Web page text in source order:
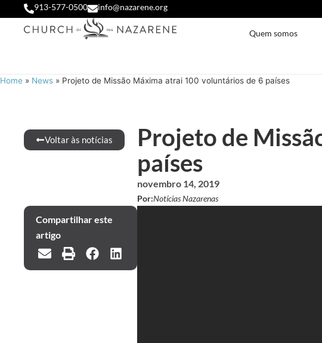
913-577-0500 info@nazarene.org
Quem somos
Home » News » Projeto de Missão Máxima atrai 100 voluntários de 6 países
Voltar às notícias
Projeto de
países
novembro 14, 2019
Por:Notícias Nazarenas
Compartilhar este
artigo